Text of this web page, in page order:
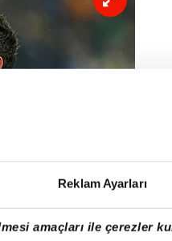
Reklam Ayarları
amaçları ile çerezler